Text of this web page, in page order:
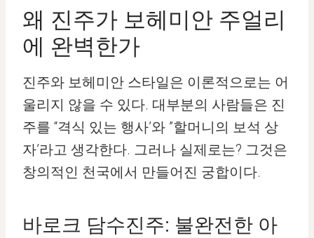
왜 진주가 보헤미안 주얼리
에 완벽한가
진주와 보헤미안 스타일은 이론적으로는 어
울리지 않을 수 있다. 대부분의 사람들은 진
주를 “격식 있는 행사’와 ”할머니의 보석 상
자’라고 생각한다. 그러나 실제로는? 그것은
창의적인 천국에서 만들어진 궁합이다.
바로크 담수진주: 불완전한 아